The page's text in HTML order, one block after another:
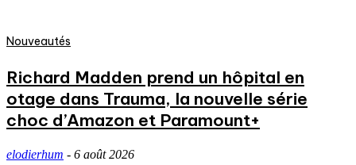
Nouveautés
Richard Madden prend un hôpital en
otage dans Trauma, la nouvelle série
choc d’Amazon et Paramount+
elodierhum - 6 août 2026